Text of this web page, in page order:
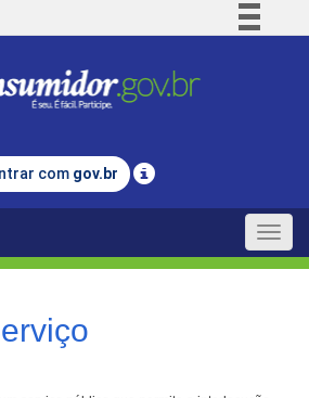
Comunica BR
Legislação
com gov.br
Toggle